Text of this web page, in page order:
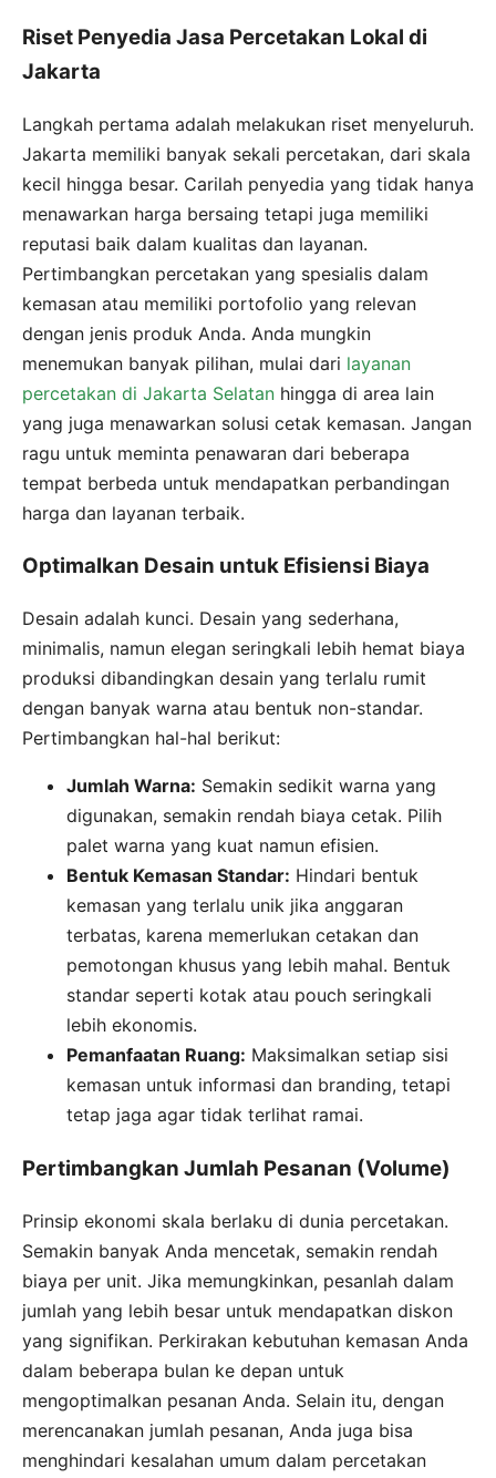
Riset Penyedia Jasa Percetakan Lokal di
Jakarta
Langkah pertama adalah melakukan riset menyeluruh.
Jakarta memiliki banyak sekali percetakan, dari skala
kecil hingga besar. Carilah penyedia yang tidak hanya
menawarkan harga bersaing tetapi juga memiliki
reputasi baik dalam kualitas dan layanan.
Pertimbangkan percetakan yang spesialis dalam
kemasan atau memiliki portofolio yang relevan
dengan jenis produk Anda. Anda mungkin
menemukan banyak pilihan, mulai dari layanan
percetakan di Jakarta Selatan hingga di area lain
yang juga menawarkan solusi cetak kemasan. Jangan
ragu untuk meminta penawaran dari beberapa
tempat berbeda untuk mendapatkan perbandingan
harga dan layanan terbaik.
Optimalkan Desain untuk Efisiensi Biaya
Desain adalah kunci. Desain yang sederhana,
minimalis, namun elegan seringkali lebih hemat biaya
produksi dibandingkan desain yang terlalu rumit
dengan banyak warna atau bentuk non-standar.
Pertimbangkan hal-hal berikut:
Jumlah Warna: Semakin sedikit warna yang
digunakan, semakin rendah biaya cetak. Pilih
palet warna yang kuat namun efisien.
Bentuk Kemasan Standar: Hindari bentuk
kemasan yang terlalu unik jika anggaran
terbatas, karena memerlukan cetakan dan
pemotongan khusus yang lebih mahal. Bentuk
standar seperti kotak atau pouch seringkali
lebih ekonomis.
Pemanfaatan Ruang: Maksimalkan setiap sisi
kemasan untuk informasi dan branding, tetapi
tetap jaga agar tidak terlihat ramai.
Pertimbangkan Jumlah Pesanan (Volume)
Prinsip ekonomi skala berlaku di dunia percetakan.
Semakin banyak Anda mencetak, semakin rendah
biaya per unit. Jika memungkinkan, pesanlah dalam
jumlah yang lebih besar untuk mendapatkan diskon
yang signifikan. Perkirakan kebutuhan kemasan Anda
dalam beberapa bulan ke depan untuk
mengoptimalkan pesanan Anda. Selain itu, dengan
merencanakan jumlah pesanan, Anda juga bisa
menghindari kesalahan umum dalam percetakan